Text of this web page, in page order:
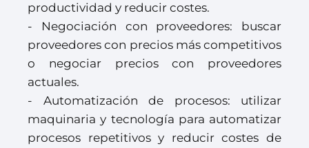
productividad y reducir costes.
- Negociación con proveedores: buscar
proveedores con precios más competitivos
o negociar precios con proveedores
actuales.
- Automatización de procesos: utilizar
maquinaria y tecnología para automatizar
procesos repetitivos y reducir costes de